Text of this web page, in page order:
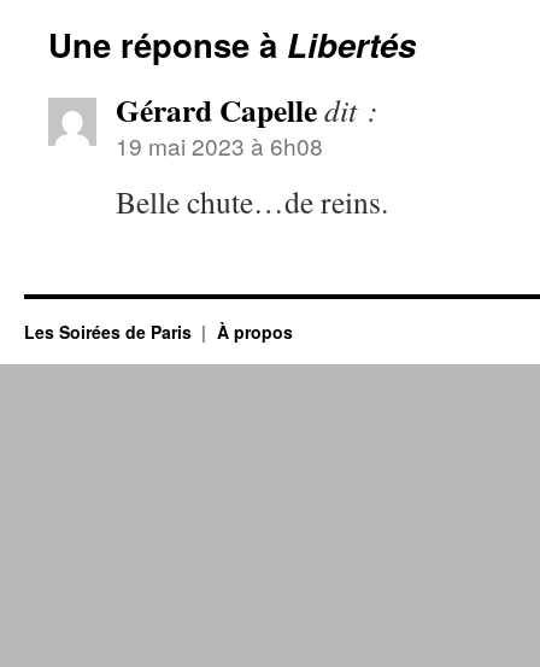
Une réponse à Libertés
Gérard Capelledit :
19 mai 2023 à 6h08
Belle chute…de reins.
Les Soirées de Paris À propos